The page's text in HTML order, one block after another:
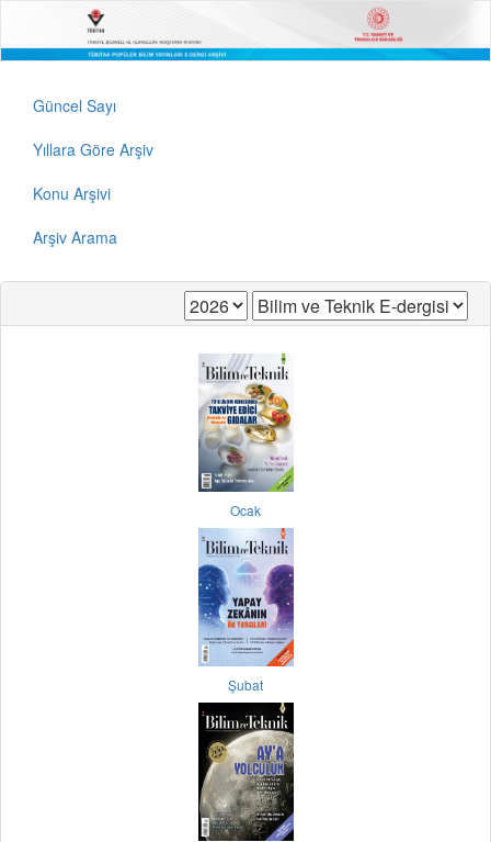
Güncel Sayı
Yıllara Göre Arşiv
Konu Arşivi
Arşiv Arama
Ocak
Şubat